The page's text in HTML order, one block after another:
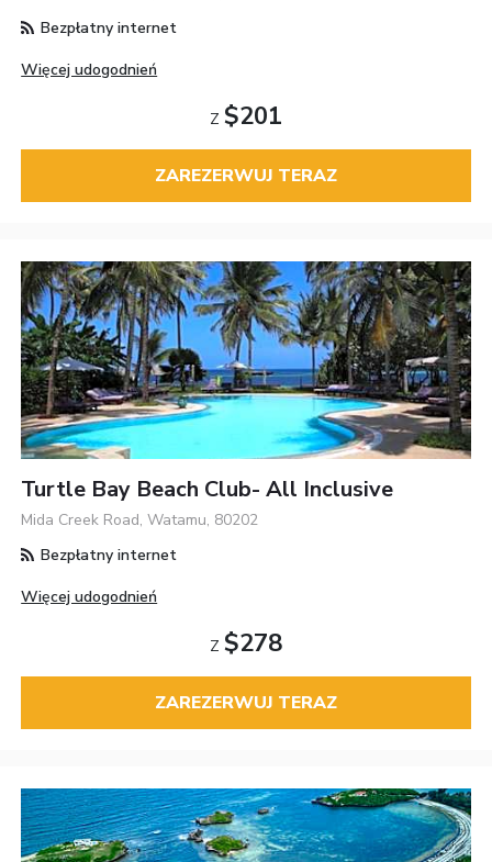
Bezpłatny internet
Więcej udogodnień
Z $201
ZAREZERWUJ TERAZ
Turtle Bay Beach Club- All Inclusive
Mida Creek Road, Watamu, 80202
Bezpłatny internet
Więcej udogodnień
Z $278
ZAREZERWUJ TERAZ